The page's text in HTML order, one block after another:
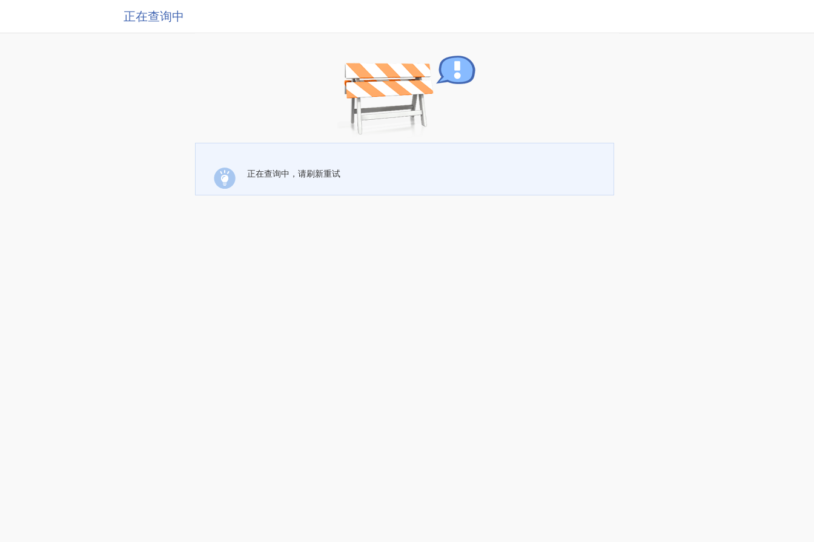
正在查询中
正在查询中，请刷新重试